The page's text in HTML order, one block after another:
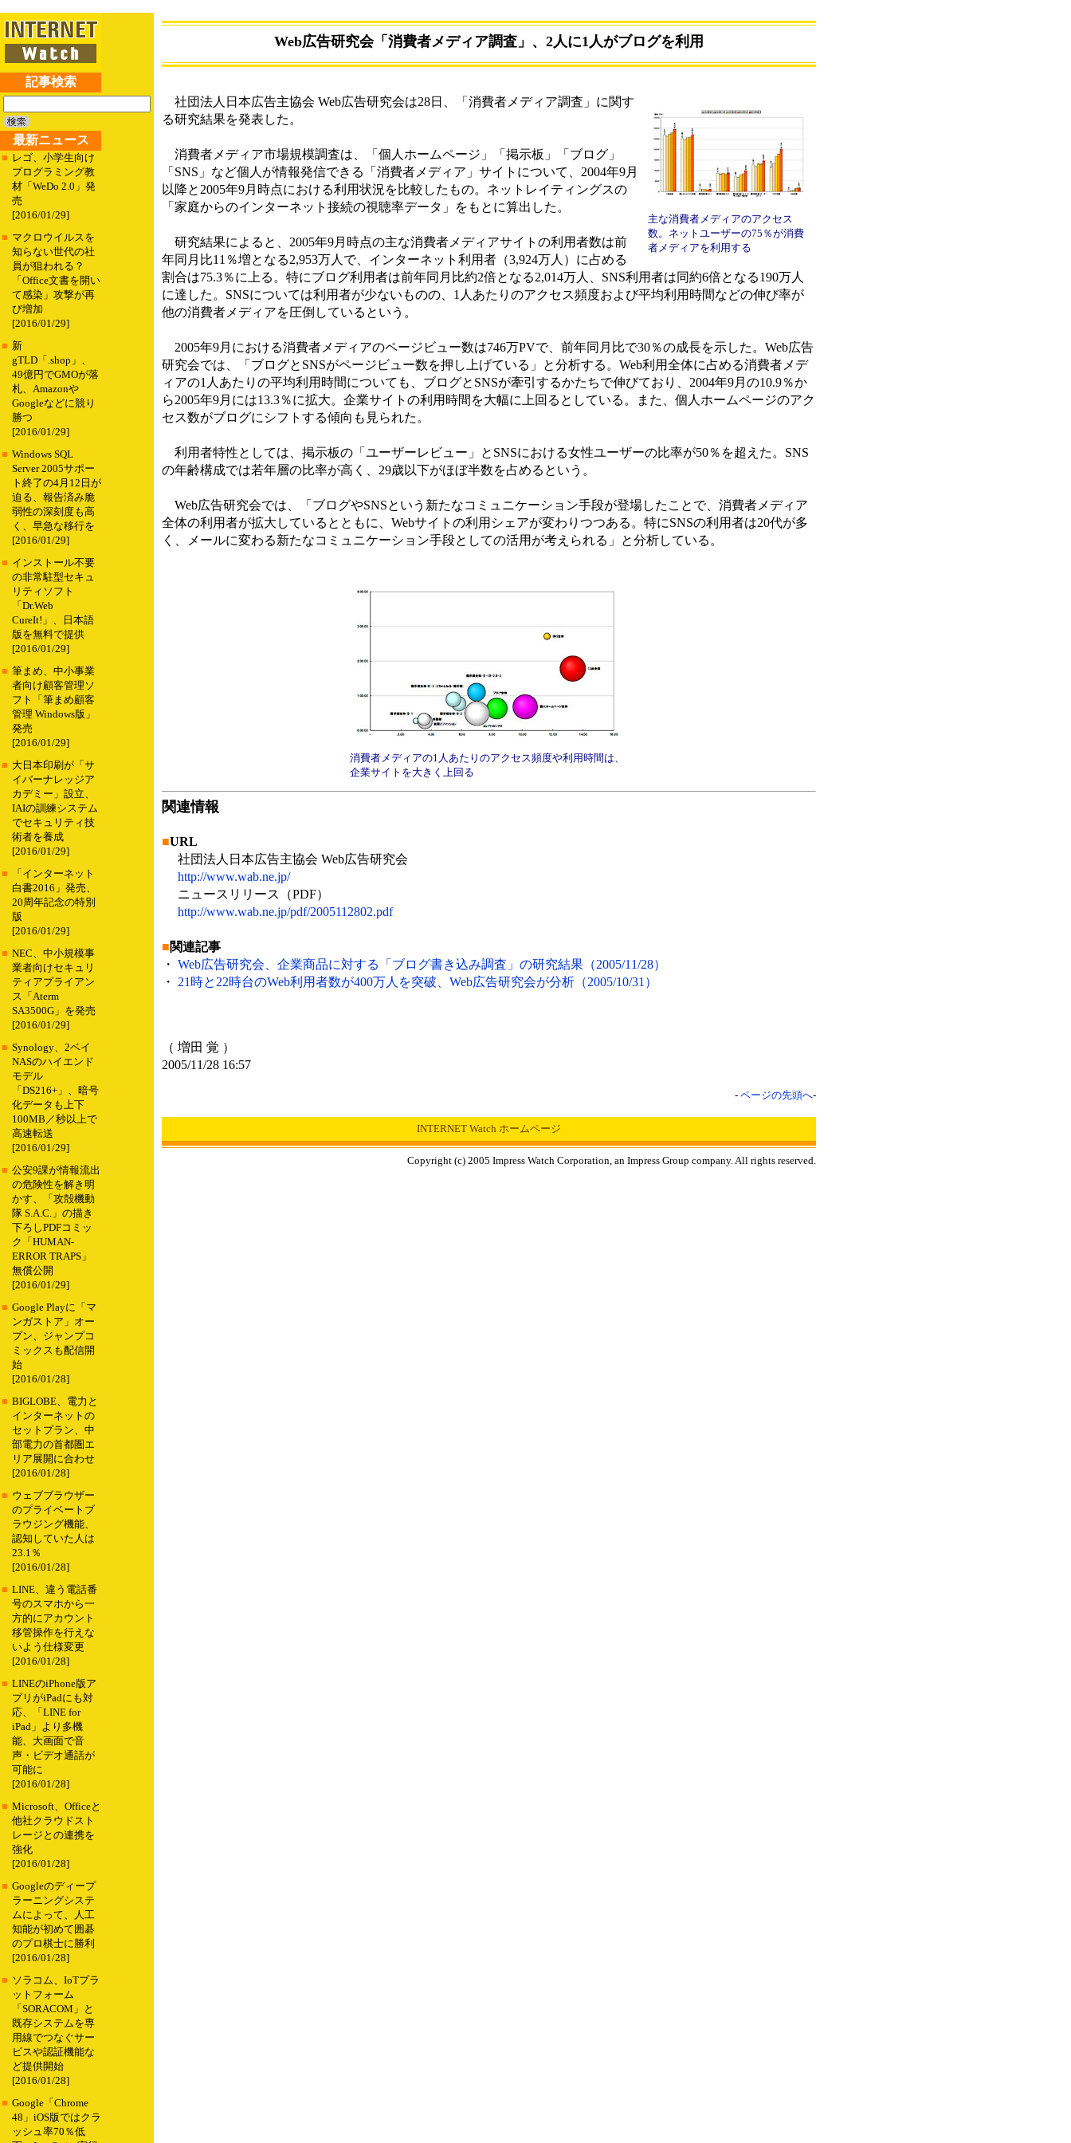
記事検索
最新ニュース
■ レゴ、小学生向け
プログラミング教
材「WeDo 2.0」発
売
[2016/01/29]
■ マクロウイルスを
知らない世代の社
員が狙われる？
「Office文書を開い
て感染」攻撃が再
び増加
[2016/01/29]
■ 新
gTLD「.shop」、
49億円でGMOが落
札、Amazonや
Googleなどに競り
勝つ
[2016/01/29]
■ Windows SQL
Server 2005サポー
ト終了の4月12日が
迫る、報告済み脆
弱性の深刻度も高
く、早急な移行を
[2016/01/29]
■ インストール不要
の非常駐型セキュ
リティソフト
「Dr.Web
CureIt!」、日本語
版を無料で提供
[2016/01/29]
■ 筆まめ、中小事業
者向け顧客管理ソ
フト「筆まめ顧客
管理 Windows版」
発売
[2016/01/29]
■ 大日本印刷が「サ
イバーナレッジア
カデミー」設立、
IAIの訓練システム
でセキュリティ技
術者を養成
[2016/01/29]
■
「インターネット
白書2016」発売、
20周年記念の特別
版
[2016/01/29]
■ NEC、中小規模事
業者向けセキュリ
ティアプライアン
ス「Aterm
SA3500G」を発売
[2016/01/29]
■ Synology、2ベイ
NASのハイエンド
モデル
「DS216+」、暗号
化データも上下
100MB／秒以上で
高速転送
[2016/01/29]
■ 公安9課が情報流出
の危険性を解き明
かす、「攻殻機動
隊 S.A.C.」の描き
下ろしPDFコミッ
ク「HUMAN-
ERROR TRAPS」
無償公開
[2016/01/29]
■ Google Playに「マ
ンガストア」オー
プン、ジャンプコ
ミックスも配信開
始
[2016/01/28]
■ BIGLOBE、電力と
インターネットの
セットプラン、中
部電力の首都圏エ
リア展開に合わせ
[2016/01/28]
■ ウェブブラウザー
のプライベートブ
ラウジング機能、
認知していた人は
23.1％
[2016/01/28]
■ LINE、違う電話番
号のスマホから一
方的にアカウント
移管操作を行えな
いよう仕様変更
[2016/01/28]
■ LINEのiPhone版ア
プリがiPadにも対
応、「LINE for
iPad」より多機
能、大画面で音
声・ビデオ通話が
可能に
[2016/01/28]
■ Microsoft、Officeと
他社クラウドスト
レージとの連携を
強化
[2016/01/28]
■ Googleのディープ
ラーニングシステ
ムによって、人工
知能が初めて囲碁
のプロ棋士に勝利
[2016/01/28]
■ ソラコム、IoTプラ
ットフォーム
「SORACOM」と
既存システムを専
用線でつなぐサー
ビスや認証機能な
ど提供開始
[2016/01/28]
■ Google「Chrome
48」iOS版ではクラ
ッシュ率70％低
Web広告研究会「消費者メディア調査」、2人に1人がブログを利用
主な消費者メディアのアクセス
数。ネットユーザーの75％が消費
者メディアを利用する
社団法人日本広告主協会 Web広告研究会は28日、「消費者メディア調査」に関す
る研究結果を発表した。
消費者メディア市場規模調査は、「個人ホームページ」「掲示板」「ブログ」
「SNS」など個人が情報発信できる「消費者メディア」サイトについて、2004年9月
以降と2005年9月時点における利用状況を比較したもの。ネットレイティングスの
「家庭からのインターネット接続の視聴率データ」をもとに算出した。
研究結果によると、2005年9月時点の主な消費者メディアサイトの利用者数は前
年同月比11％増となる2,953万人で、インターネット利用者（3,924万人）に占める
割合は75.3％に上る。特にブログ利用者は前年同月比約2倍となる2,014万人、SNS利用者は同約6倍となる190万人
に達した。SNSについては利用者が少ないものの、1人あたりのアクセス頻度および平均利用時間などの伸び率が
他の消費者メディアを圧倒しているという。
2005年9月における消費者メディアのページビュー数は746万PVで、前年同月比で30％の成長を示した。Web広告
研究会では、「ブログとSNSがページビュー数を押し上げている」と分析する。Web利用全体に占める消費者メデ
ィアの1人あたりの平均利用時間についても、ブログとSNSが牽引するかたちで伸びており、2004年9月の10.9％か
ら2005年9月には13.3％に拡大。企業サイトの利用時間を大幅に上回るとしている。また、個人ホームページのアク
セス数がブログにシフトする傾向も見られた。
利用者特性としては、掲示板の「ユーザーレビュー」とSNSにおける女性ユーザーの比率が50％を超えた。SNS
の年齢構成では若年層の比率が高く、29歳以下がほぼ半数を占めるという。
Web広告研究会では、「ブログやSNSという新たなコミュニケーション手段が登場したことで、消費者メディア
全体の利用者が拡大しているとともに、Webサイトの利用シェアが変わりつつある。特にSNSの利用者は20代が多
く、メールに変わる新たなコミュニケーション手段としての活用が考えられる」と分析している。
消費者メディアの1人あたりのアクセス頻度や利用時間は、
企業サイトを大きく上回る
関連情報
■URL
社団法人日本広告主協会 Web広告研究会
http://www.wab.ne.jp/
ニュースリリース（PDF）
http://www.wab.ne.jp/pdf/2005112802.pdf
■関連記事
・ Web広告研究会、企業商品に対する「ブログ書き込み調査」の研究結果（2005/11/28）
・ 21時と22時台のWeb利用者数が400万人を突破、Web広告研究会が分析（2005/10/31）
（ 増田 覚 ）
2005/11/28 16:57
- ページの先頭へ-
INTERNET Watch ホームページ
Copyright (c) 2005 Impress Watch Corporation, an Impress Group company. All rights reserved.